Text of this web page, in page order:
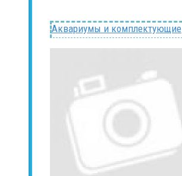
Аквариумы и комплектующие